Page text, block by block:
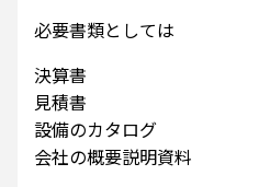
必要書類としては
決算書
見積書
設備のカタログ
会社の概要説明資料